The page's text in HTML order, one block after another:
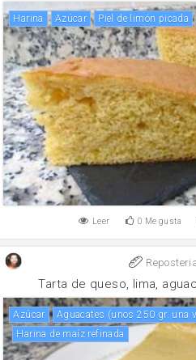
harina Azúcar piel de limón picada
Leer 0 Me gusta
Tarta de queso, lima,
Azúcar
Aguacates (unos 250 gr. una
Harina de maíz refinada